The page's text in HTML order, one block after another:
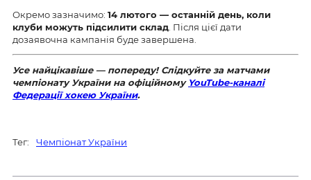
Окремо зазначимо: 14 лютого — останній день, коли
клуби можуть підсилити склад . Після цієї дати
дозаявочна кампанія буде завершена.
Усе найцікавіше — попереду! Слідкуйте за матчами
чемпіонату України на офіційному YouTube-каналі
Федерації хокею України.
Тег: Чемпіонат України